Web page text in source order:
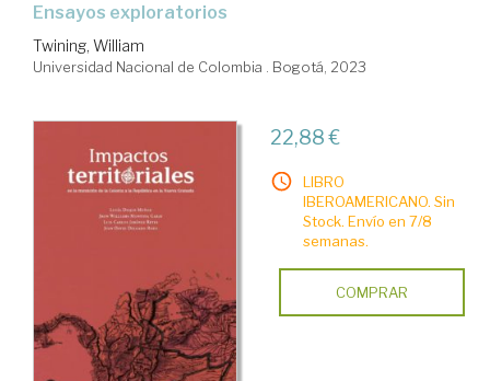
ensayos exploratorios
Twining, William
Universidad Nacional de Colombia . Bogotá, 2023
22,88 €
LIBRO
IBEROAMERICANO. Sin
Stock. Envío en 7/8
semanas.
COMPRAR